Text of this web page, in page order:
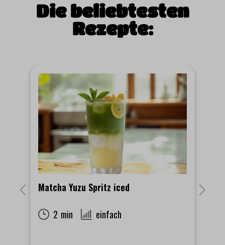
Die beliebtesten
Rezepte:
Matcha Yuzu Spritz iced
2 min einfach